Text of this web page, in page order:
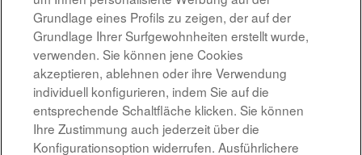
Ergebnisse1 – 10
Rechtshinweis
Barrierefreiheit
Grundlage eines Profils zu zeigen, der auf der
Grundlage Ihrer Surfgewohnheiten erstellt wurde,
verwenden. Sie können jene Cookies
akzeptieren, ablehnen oder ihre Verwendung
individuell konfigurieren, indem Sie auf die
entsprechende Schaltfläche klicken. Sie können
Ihre Zustimmung auch jederzeit über die
Konfigurationsoption widerrufen. Ausführlichere